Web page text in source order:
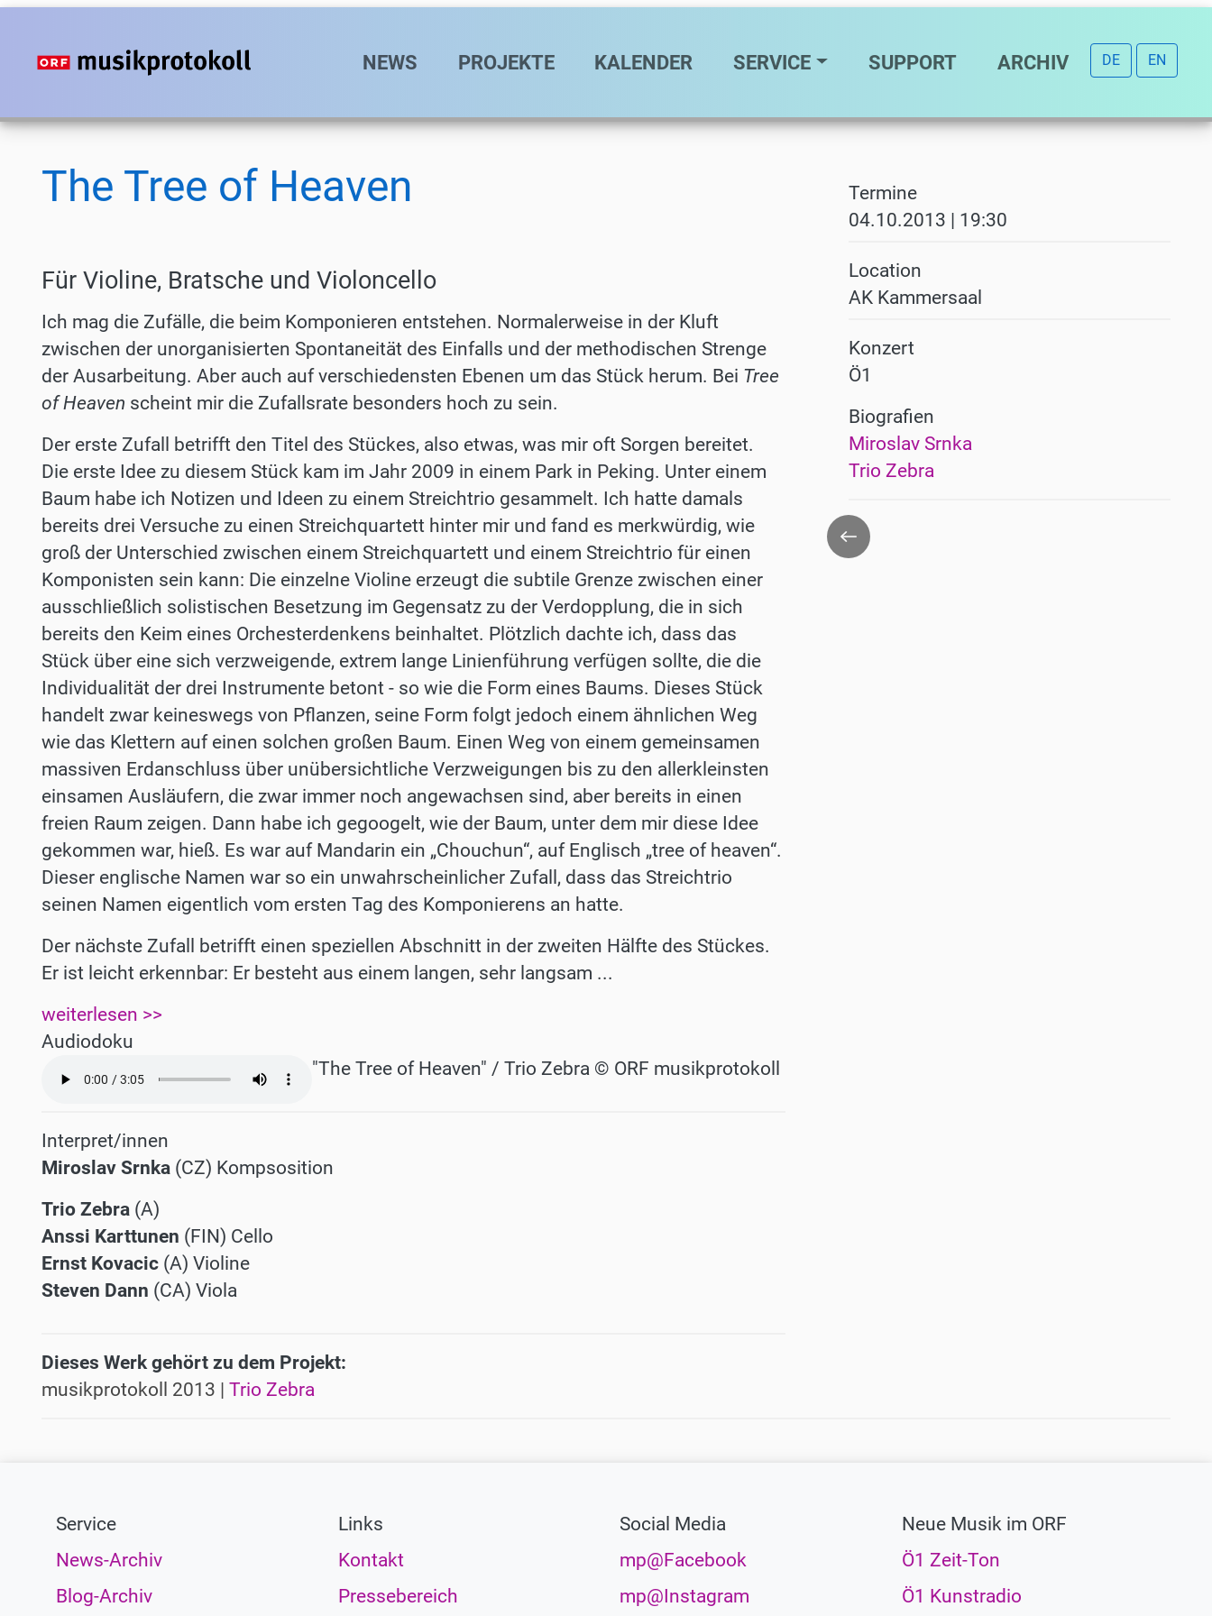
Direkt
Inhalt
Hauptnavigation
NEWS PROJEKTE KALENDER SERVICE SUPPORT ARCHIV DE EN
The Tree of Heaven
Für Violine, Bratsche und Violoncello
Ich mag die Zufälle, die beim Komponieren entstehen. Normalerweise in der Kluft
zwischen der unorganisierten Spontaneität des Einfalls und der methodischen Strenge
der Ausarbeitung. Aber auch auf verschiedensten Ebenen um das Stück herum. Bei Tree
of Heaven scheint mir die Zufallsrate besonders hoch zu sein.
Der erste Zufall betrifft den Titel des Stückes, also etwas, was mir oft Sorgen bereitet.
Die erste Idee zu diesem Stück kam im Jahr 2009 in einem Park in Peking. Unter einem
Baum habe ich Notizen und Ideen zu einem Streichtrio gesammelt. Ich hatte damals
bereits drei Versuche zu einen Streichquartett hinter mir und fand es merkwürdig, wie
groß der Unterschied zwischen einem Streichquartett und einem Streichtrio für einen
Komponisten sein kann: Die einzelne Violine erzeugt die subtile Grenze zwischen einer
ausschließlich solistischen Besetzung im Gegensatz zu der Verdopplung, die in sich
bereits den Keim eines Orchesterdenkens beinhaltet. Plötzlich dachte ich, dass das
Stück über eine sich verzweigende, extrem lange Linienführung verfügen sollte, die die
Individualität der drei Instrumente betont - so wie die Form eines Baums. Dieses Stück
handelt zwar keineswegs von Pflanzen, seine Form folgt jedoch einem ähnlichen Weg
wie das Klettern auf einen solchen großen Baum. Einen Weg von einem gemeinsamen
massiven Erdanschluss über unübersichtliche Verzweigungen bis zu den allerkleinsten
einsamen Ausläufern, die zwar immer noch angewachsen sind, aber bereits in einen
freien Raum zeigen. Dann habe ich gegoogelt, wie der Baum, unter dem mir diese Idee
gekommen war, hieß. Es war auf Mandarin ein „Chouchun“, auf Englisch „tree of heaven“.
Dieser englische Namen war so ein unwahrscheinlicher Zufall, dass das Streichtrio
seinen Namen eigentlich vom ersten Tag des Komponierens an hatte.
Der nächste Zufall betrifft einen speziellen Abschnitt in der zweiten Hälfte des Stückes.
Er ist leicht erkennbar: Er besteht aus einem langen, sehr langsam ...
weiterlesen >>
Audiodoku
Audio
"The Tree of Heaven" / Trio Zebra © ORF musikprotokoll
Interpret/innen
Miroslav Srnka (CZ) Kompsosition
Trio Zebra (A)
Anssi Karttunen (FIN) Cello
Ernst Kovacic (A) Violine
Steven Dann (CA) Viola
Termine
04.10.2013 | 19:30
Location
AK Kammersaal
Konzert
Ö1
Biografien
Miroslav Srnka
Trio Zebra
Zurück
Dieses Werk gehört zu dem Projekt:
musikprotokoll 2013 | Trio Zebra
Service
News-Archiv
Blog-Archiv
Links
Kontakt
Pressebereich
Social Media
mp@Facebook
mp@Instagram
Neue Musik im ORF
Ö1 Zeit-Ton
Ö1 Kunstradio